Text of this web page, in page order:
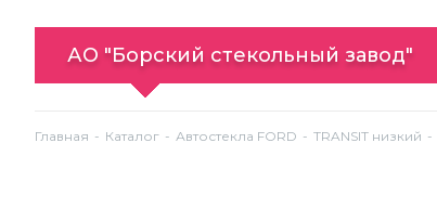
АО "Борский стекольный завод"
Главная Каталог Автостекла FORD TRANSIT низкий